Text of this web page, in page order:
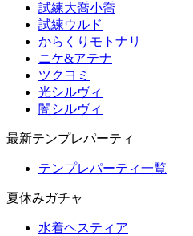
試練大喬小喬
試練ウルド
からくりモトナリ
ニケ&アテナ
ツクヨミ
光シルヴィ
闇シルヴィ
最新テンプレパーティ
テンプレパーティ一覧
夏休みガチャ
水着ヘスティア